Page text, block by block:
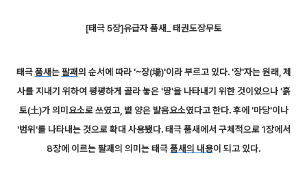
[태극 5장]유급자 품새_ 태권도장무토
태극품새는팔괘의 순서에 따라 '~장(場)'이라 부르고 있다. '장'자는 원래, 제
사를 지내기 위하여 평평하게 골라 놓은 '땅'을 나타내기 위한 것이었으나 '흙
토(土)가 의미요소로 쓰였고, 볕 양은 발음요소였다고 한다. 후에 '마당'이나
'범위'를 나타내는 것으로 확대 사용됐다. 태극 품새에서 구체적으로 1장에서
8장에 이르는 팔괘의 의미는 태극품새의 내용이 되고 있다.